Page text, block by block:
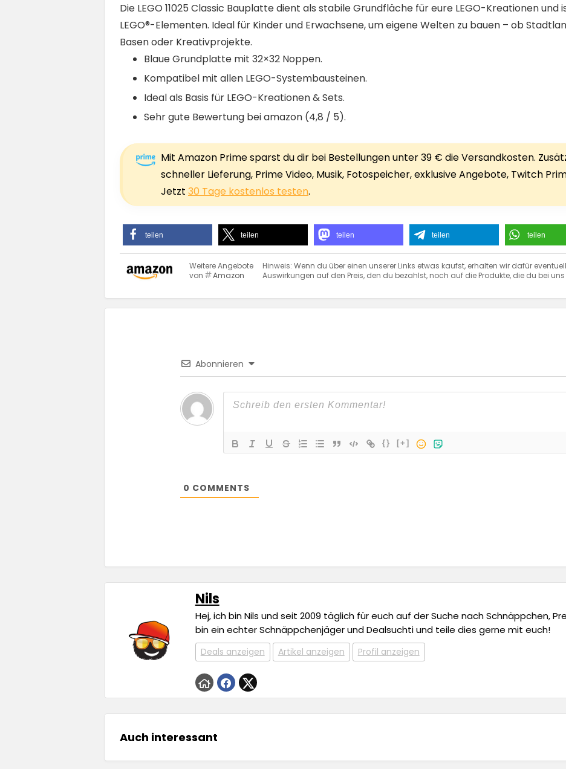
Die LEGO 11025 Classic Bauplatte dient als stabile Grundfläche für eure LEGO-Kreationen
LEGO®-Elementen. Ideal für Kinder und Erwachsene, um eigene Welten zu bauen – ob
Basen oder Kreativprojekte.
Blaue Grundplatte mit 32×32 Noppen.
Kompatibel mit allen LEGO-Systembausteinen.
Ideal als Basis für LEGO-Kreationen & Sets.
Sehr gute Bewertung bei amazon (4,8 / 5).
Mit Amazon Prime sparst du dir bei Bestellungen unter 39 € die Versandkosten.
schneller Lieferung, Prime Video, Musik, Fotospeicher, exklusive Angebote, Twitch
Jetzt 30 Tage kostenlos testen.
teilen teilen teilen teilen teilen
Weitere Angebote
von
Amazon
Hinweis: Wenn du über einen unserer Links etwas kaufst, erhalten wir dafür
Auswirkungen auf den Preis, den du bezahlst, noch auf die Produkte, die du bei
Abonnieren
{} [+]
0 COMMENTS
Nils
Hej, ich bin Nils und seit 2009 täglich für euch auf der Suche nach Schnäppchen,
bin ein echter Schnäppchenjäger und Dealsuchti und teile dies gerne mit euch!
Deals anzeigen Artikel anzeigen Profil anzeigen
Auch interessant